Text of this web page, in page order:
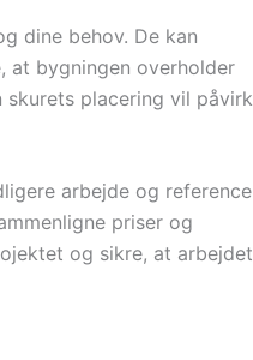
dine behov. De kan
at bygningen overholder
placering vil
arbejde og
priser og
og sikre, at arbejdet